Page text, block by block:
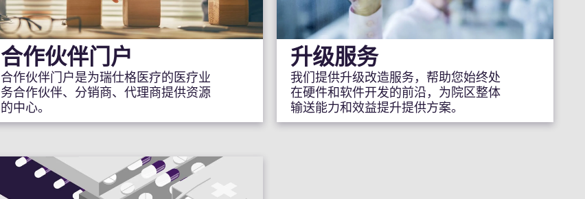
合作伙伴门户
合作伙伴门户是为瑞仕格医疗的医疗业
务合作伙伴、分销商、代理商提供资源
的中心。
升级服务
我们提供升级改造服务，帮助您始终处
在硬件和软件开发的前沿，为院区整体
输送能力和效益提升提供方案。